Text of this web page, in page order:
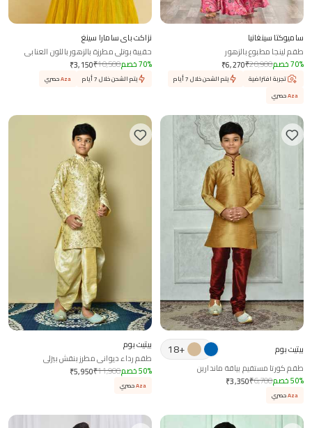
ساميوكتا سينغانيا
طقم لينجا مطبوع بالزهور
₹6,270₹20,900 70% خصم
تجربة افتراضية
يتم الشحن خلال 7 أيام
Azaحصري
نزاکت باي سامارا سينغ
حقيبة بوتلي مطرزة بالزهور باللون العنابي
₹3,150₹10,500 70% خصم
يتم الشحن خلال 7 أيام Azaحصري
بيتيت بوم +
18
طقم كورتا مستقيم بياقة ماندارين
₹3,350₹6,700 50% خصم
Azaحصري
بيتيت بوم
طقم رداء ديواني مطرز بنقش بيزلي
₹5,950₹11,900 50% خصم
Azaحصري